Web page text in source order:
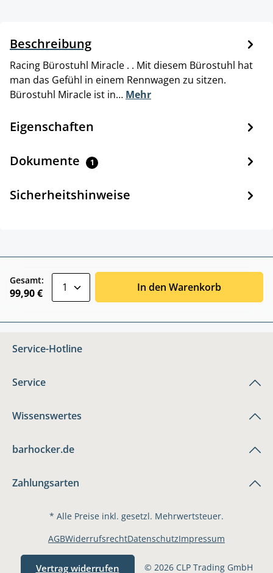
Beschreibung
Racing Bürostuhl Miracle . . Mit diesem Bürostuhl hat
man das Gefühl in einem Rennwagen zu sitzen.
Bürostuhl Miracle ist in… Mehr
Eigenschaften
Dokumente 1
Sicherheitshinweise
Gesamt:
99,90 € In den Warenkorb
Service-Hotline
Service
Wissenswertes
barhocker.de
Zahlungsarten
* Alle Preise inkl. gesetzl. Mehrwertsteuer.
Vertrag widerrufen © 2026 CLP Trading GmbH
AGBWiderrufsrechtDatenschutzImpressum